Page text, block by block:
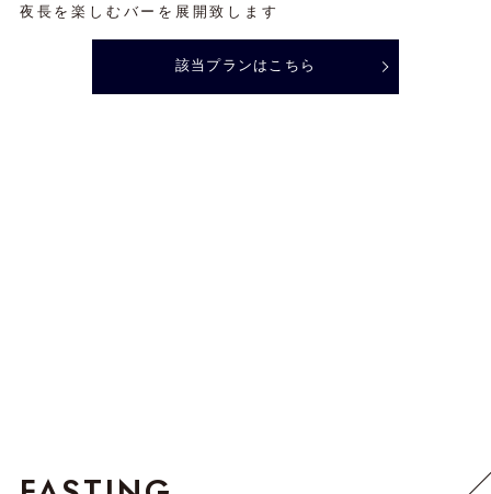
夜長を楽しむバーを展開致します
該当プランはこちら